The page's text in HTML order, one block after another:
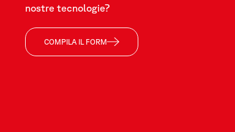
nostre tecnologie?
COMPILA IL FORM